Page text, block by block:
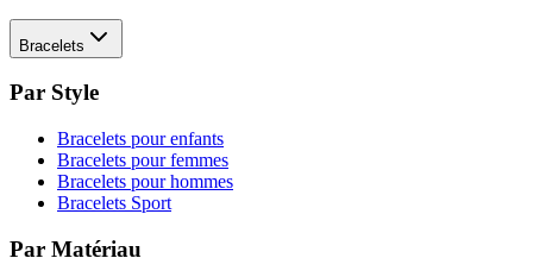
Bracelets
Par Style
Bracelets pour enfants
Bracelets pour femmes
Bracelets pour hommes
Bracelets Sport
Par Matériau